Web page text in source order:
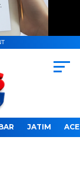
JATIM